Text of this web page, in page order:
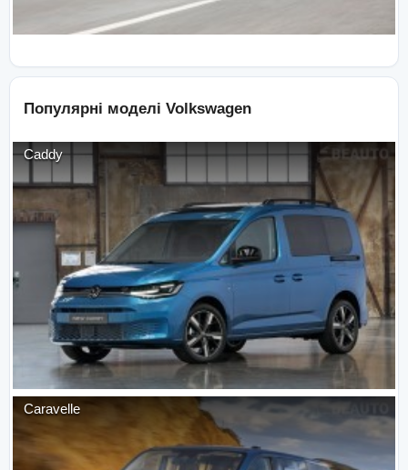
Популярні моделі Volkswagen
Caddy
Caravelle